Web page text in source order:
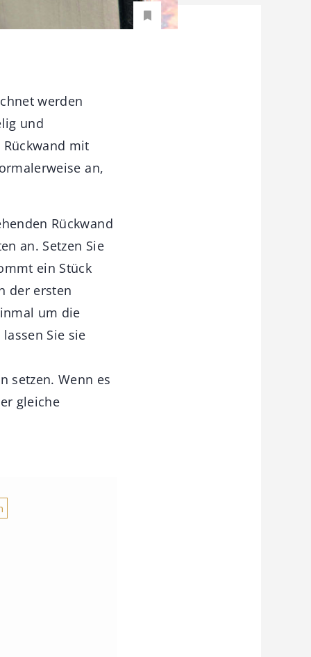
werden
und
mit
an,
Rückwand
an. Setzen Sie
ein Stück
der ersten
um die
Sie sie
setzen. Wenn es
gleiche